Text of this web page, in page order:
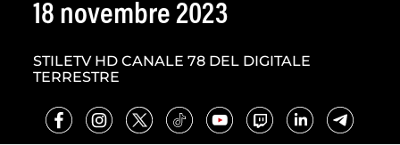
18 novembre 2023
STILETV HD CANALE 78 DEL DIGITALE
TERRESTRE